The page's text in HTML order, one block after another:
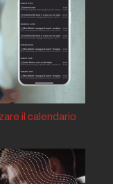
il calendario